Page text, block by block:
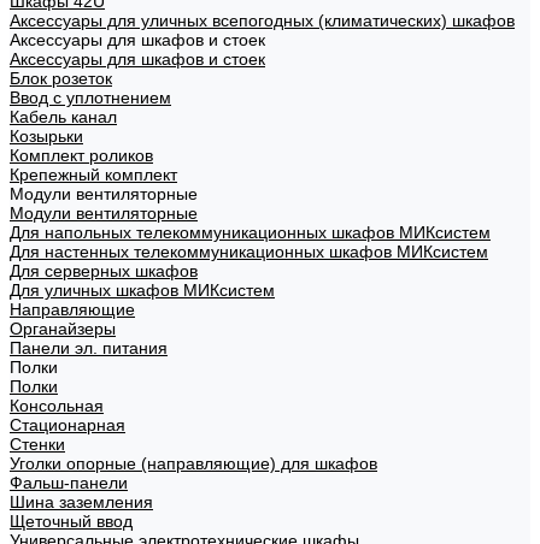
Аксессуары для уличных всепогодных (климатических) шкафов
Аксессуары для шкафов и стоек
Аксессуары для шкафов и стоек
Блок розеток
Ввод с уплотнением
Кабель канал
Козырьки
Комплект роликов
Крепежный комплект
Модули вентиляторные
Модули вентиляторные
Для напольных телекоммуникационных шкафов МИКсистем
Для настенных телекоммуникационных шкафов МИКсистем
Для серверных шкафов
Для уличных шкафов МИКсистем
Направляющие
Органайзеры
Панели эл. питания
Полки
Полки
Консольная
Стационарная
Стенки
Уголки опорные (направляющие) для шкафов
Фальш-панели
Шина заземления
Щеточный ввод